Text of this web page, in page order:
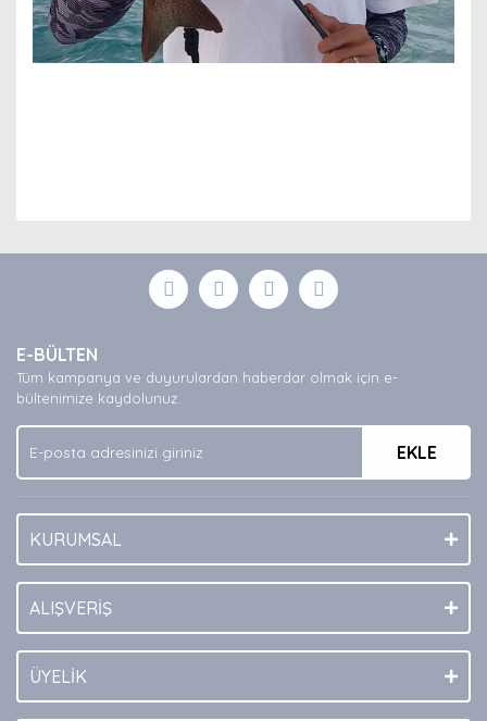
Yorum Yaz
formunu kullanarak tarafımıza iletebilirsiniz.
Görüş ve önerileriniz için teşekkür ederiz.
Ürün açıklamasında eksik bilgiler bulunuyor.
Ürün bilgilerinde hatalar bulunuyor.
Ürün fiyatı diğer sitelerden daha pahalı.
Bu ürüne benzer farklı alternatifler olmalı.
E-BÜLTEN
Tüm kampanya ve duyurulardan haberdar olmak için e-
bültenimize kaydolunuz.
EKLE
KURUMSAL
ALIŞVERİŞ
ÜYELİK